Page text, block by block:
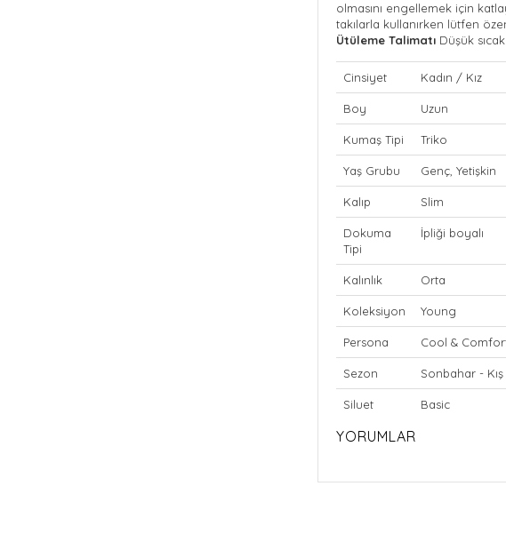
olmasını engellemek için
takılarla kullanırken lütfen
Ütüleme Talimatı Düşük
Cinsiyet Kadın / Kız
Boy Uzun
Kumaş Tipi Triko
Yaş Grubu Genç, Yetişkin
Kalıp Slim
Dokuma
Tipi
İpliği boyalı
Kalınlık Orta
Koleksiyon Young
Persona Cool &
Sezon Sonbahar - Kış
Siluet Basic
YORUMLAR